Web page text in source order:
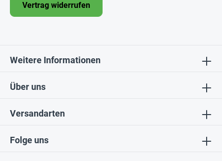
Folge uns
Über uns
Vertrag widerrufen
Weitere Informationen
Versandarten